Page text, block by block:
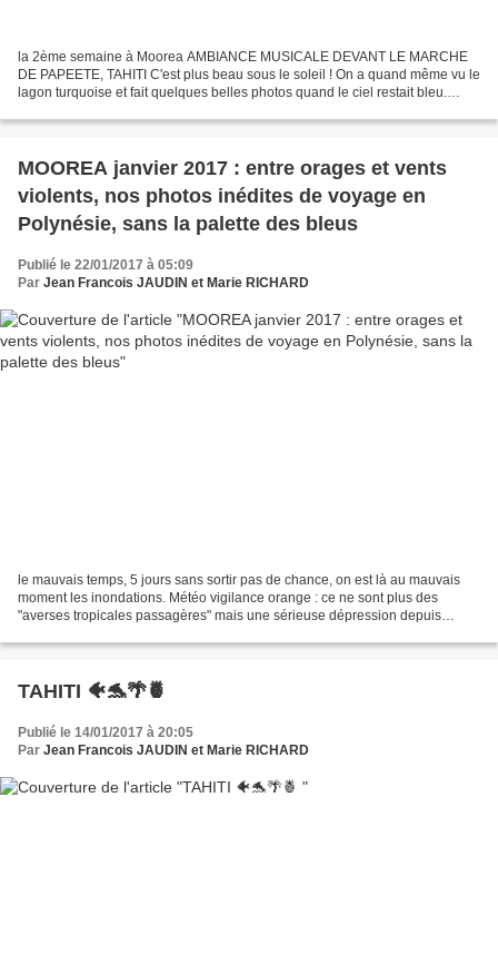
la 2ème semaine à Moorea AMBIANCE MUSICALE DEVANT LE MARCHE
DE PAPEETE, TAHITI C'est plus beau sous le soleil ! On a quand même vu le
lagon turquoise et fait quelques belles photos quand le ciel restait bleu.
MOOREA janvier 2017 : entre orages et vents
violents, nos photos inédites de voyage en
Polynésie, sans la palette des bleus
Publié le 22/01/2017 à 05:09
Par Jean Francois JAUDIN et Marie RICHARD
le mauvais temps, 5 jours sans sortir pas de chance, on est là au mauvais
moment les inondations. Météo vigilance orange : ce ne sont plus des
"averses tropicales passagères" mais une sérieuse dépression depuis
TAHITI 🐠🐬🌴🍍
Publié le 14/01/2017 à 20:05
Par Jean Francois JAUDIN et Marie RICHARD